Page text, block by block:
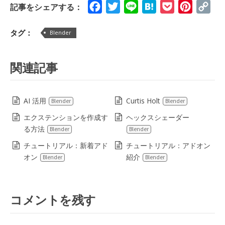
記事をシェアする： FacebookTwitterLine HatenaPocket
タグ： Blender
関連記事
AI 活用 Blender Curtis Holt Blender
エクステンションを作成す
る方法
Blender
ヘックスシェーダー
Blender
チュートリアル：新着アド
オン
Blender
チュートリアル：アドオン
紹介
Blender
コメントを残す